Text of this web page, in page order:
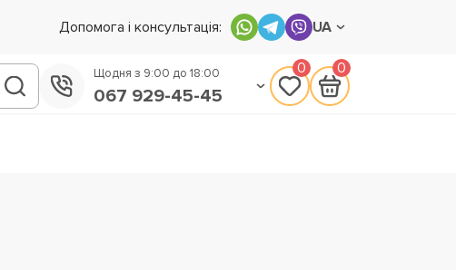
Допомога і консультація: UA
Щодня з 9:00 до 18:00
067 929-45-45
0 0